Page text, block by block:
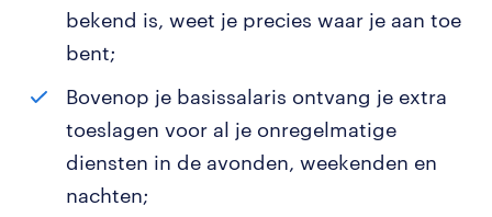
bekend is, weet je precies waar je aan toe
bent;
Bovenop je basissalaris ontvang je extra
toeslagen voor al je onregelmatige
diensten in de avonden, weekenden en
nachten;